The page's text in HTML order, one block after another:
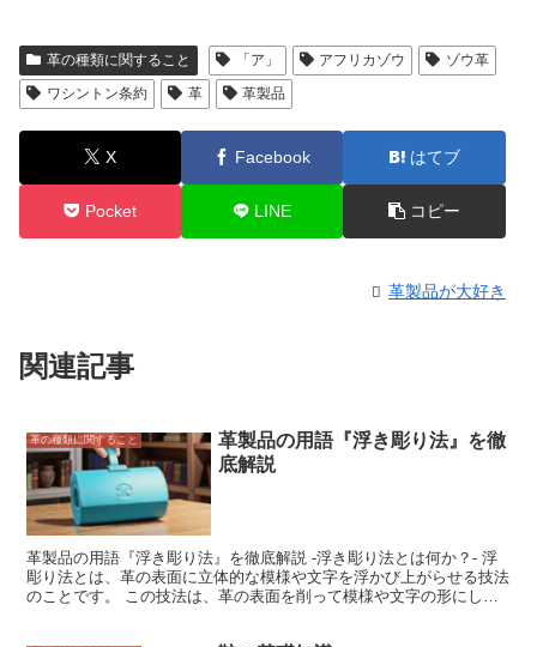
革の種類に関すること 「ア」 アフリカゾウ
ゾウ革
ワシントン条約
革 革製品
X Facebook はてブ
Pocket LINE コピー
革製品が大好き
関連記事
革の種類に関すること
革製品の用語『浮き彫り法』を徹
底解説
革製品の用語『浮き彫り法』を徹底解説 -浮き彫り法とは何か？- 浮
彫り法とは、革の表面に立体的な模様や文字を浮かび上がらせる技法
のことです。 この技法は、革の表面を削って模様や文字の形にし、